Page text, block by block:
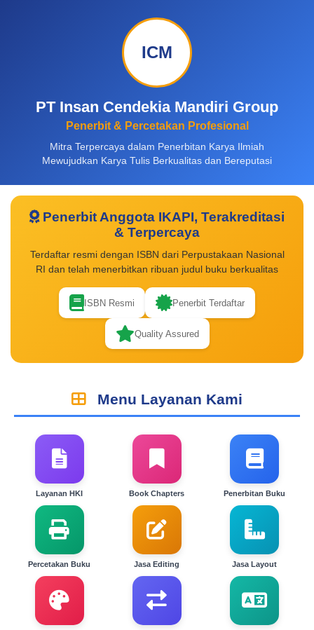
ICM
PT Insan Cendekia Mandiri Group
Penerbit & Percetakan Profesional
Mitra Terpercaya dalam Penerbitan Karya Ilmiah
Mewujudkan Karya Tulis Berkualitas dan Bereputasi
Penerbit Anggota IKAPI, Terakreditasi
& Terpercaya
Terdaftar resmi dengan ISBN dari Perpustakaan Nasional
RI dan telah menerbitkan ribuan judul buku berkualitas
ISBN Resmi Penerbit Terdaftar
Quality Assured
Menu Layanan Kami
Layanan HKI Book Chapters Penerbitan Buku
Percetakan Buku Jasa Editing Jasa Layout